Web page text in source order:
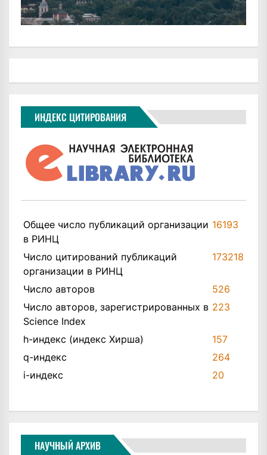
ИНДЕКС ЦИТИРОВАНИЯ
Общее число публикаций организации
в РИНЦ
16193
Число цитирований публикаций
организации в РИНЦ
173218
Число авторов
526
Число авторов, зарегистрированных в
Science Index
223
h-индекс (индекс Хирша)
157
q-индекс
264
i-индекс
20
НАУЧНЫЙ АРХИВ